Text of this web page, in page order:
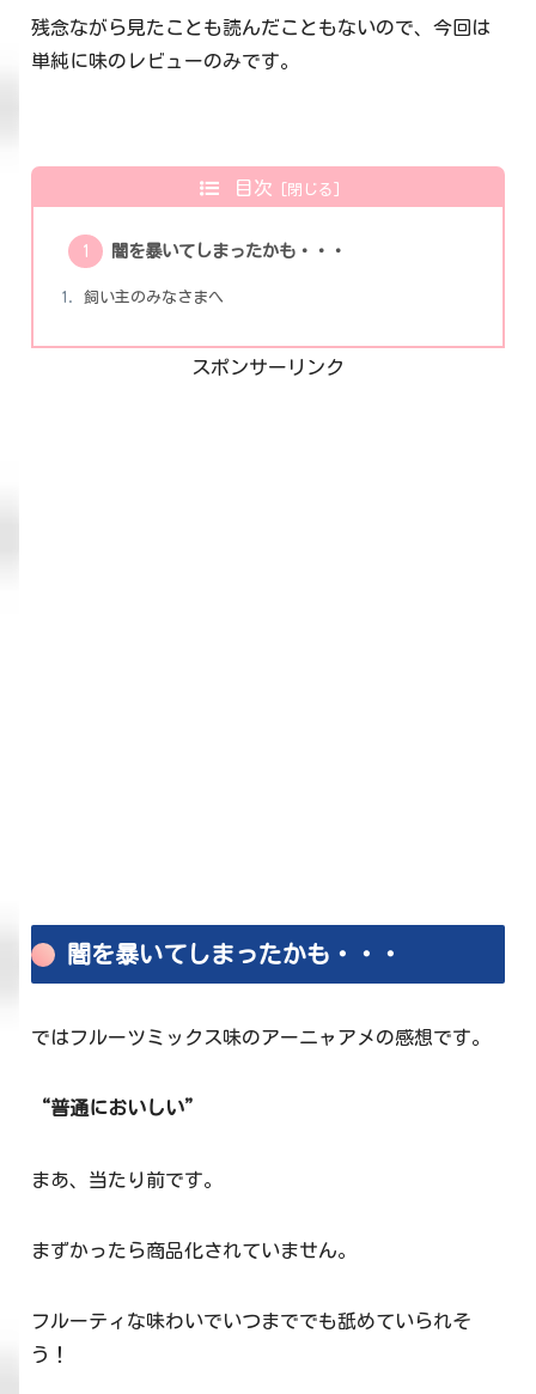
残念ながら見たことも読んだこともないので、今回は
単純に味のレビューのみです。
目次
闇を暴いてしまったかも・・・
飼い主のみなさまへ
スポンサーリンク
闇を暴いてしまったかも・・・
ではフルーツミックス味のアーニャアメの感想です。
“普通においしい”
まあ、当たり前です。
まずかったら商品化されていません。
フルーティな味わいでいつまででも舐めていられそ
う！